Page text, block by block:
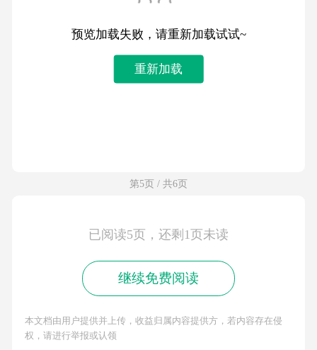
预览加载失败，请重新加载试试~
重新加载
第5页 / 共6页
已阅读5页，还剩1页未读
继续免费阅读
本文档由用户提供并上传，收益归属内容提供方，若内容存在侵
权，请进行举报或认领